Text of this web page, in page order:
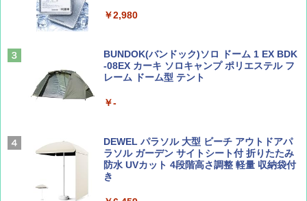
￥1,540
Coyote No.89 特集 星野道夫 夢見る旅
￥1,540
AIRLINE（エアライン）2026年9月号【特
集】ボーイング110周年を祝して！
A26 地球の歩き方 チェコ ポーランド スロヴ
パ
新しい日本地理 地図・統計・移動から読み
解く (講談社現代新書)
テント ワンタッチ RENEW 幅200 2-3人用 43
500002(88859)
広げるだけ パッとサッとテント ブラックコ
ーティング フルクローズ メッシュ 3-4人用
簡単設置 ポップアップテント エクルベージ
ュ(BC仕様) PATC-150B(EB)
￥2,980
BUNDOK(バンドック)ソロ ドーム 1 EX BDK
-08EX カーキ ソロキャンプ ポリエステル フ
レーム ドーム型 テント
￥-
DEWEL パラソル 大型 ビーチ アウトドアパ
ラソル ガーデン サイトシート付 折りたたみ
防水 UVカット 4段階高さ調整 軽量 収納袋付
き